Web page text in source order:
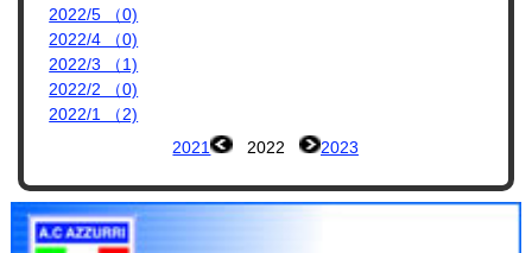
2022/5 （0)
2022/4 （0)
2022/3 （1)
2022/2 （0)
2022/1 （2)
2021
2022 2023